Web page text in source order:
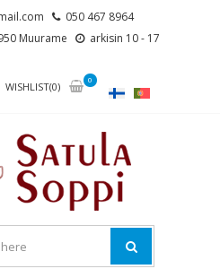
050 467 8964
Muurame
arkisin 10 - 17
WISHLIST(0)
0